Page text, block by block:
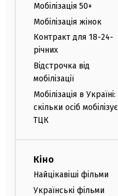
Мобілізація 50+
Мобілізація жінок
Контракт для 18-24-
річних
Відстрочка від
мобілізації
Мобілізація в Україні:
скільки осіб мобілізує
ТЦК
Кіно
Найцікавіші фільми
Українські фільми